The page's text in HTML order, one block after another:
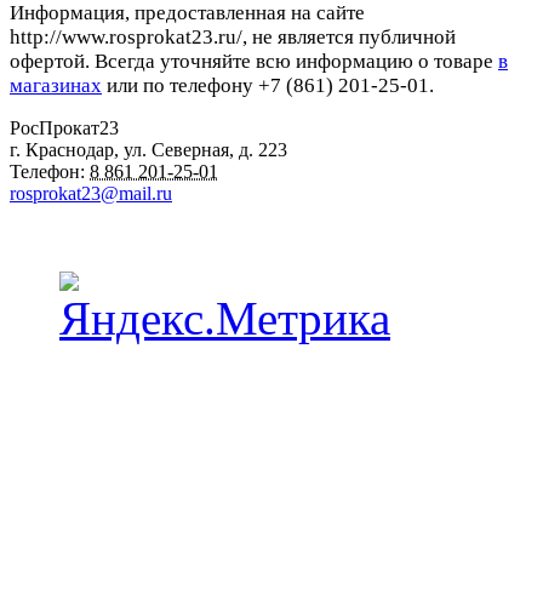
Информация, предоставленная на сайте
http://www.rosprokat23.ru/, не является публичной
офертой. Всегда уточняйте всю информацию о товаре в
магазинах или по телефону +7 (861) 201-25-01.
РосПрокат23
г. Краснодар, ул. Северная, д. 223
Телефон: 8 861 201-25-01
rosprokat23@mail.ru